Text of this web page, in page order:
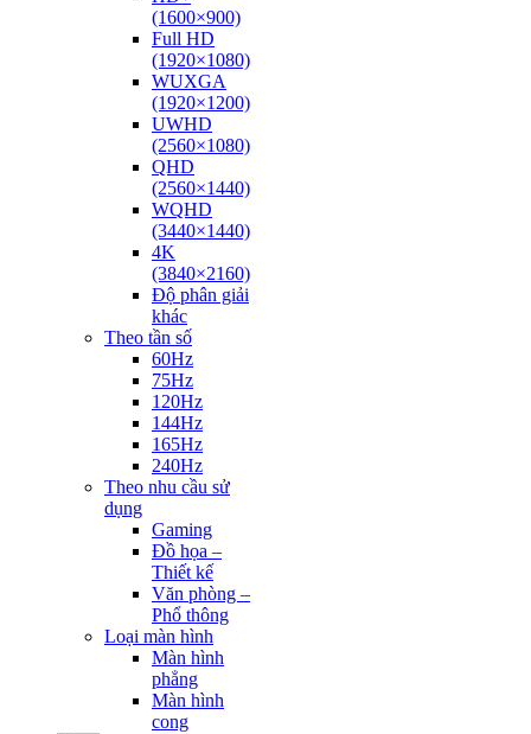
(1600×900)
Full HD
(1920×1080)
WUXGA
(1920×1200)
UWHD
(2560×1080)
QHD
(2560×1440)
WQHD
(3440×1440)
4K
(3840×2160)
Độ phân giải
khác
Theo tần số
60Hz
75Hz
120Hz
144Hz
165Hz
240Hz
Theo nhu cầu sử
dụng
Gaming
Đồ họa –
Thiết kế
Văn phòng –
Phổ thông
Loại màn hình
Màn hình
phẳng
Màn hình
cong